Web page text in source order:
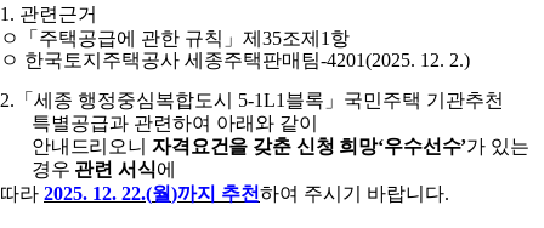
1. 관련근거
ㅇ
「 주택공급에 관한 규칙 」 제 35조제 1 항
ㅇ 한국토지주택공사 세종주택판매팀-4201(2025. 12. 2.)
2. 「 세종 행정중심복합도시 5-1L1 블록 」 국민주택 기관추천
특별공급과 관련하여 아래와 같이
안내드리오니 자격요건을 갖춘 신청 희망‘우수선수’가 있는
경우 관련 서식에
따라 2025. 12. 22.(월)까지 추천하여 주시기 바랍니다.